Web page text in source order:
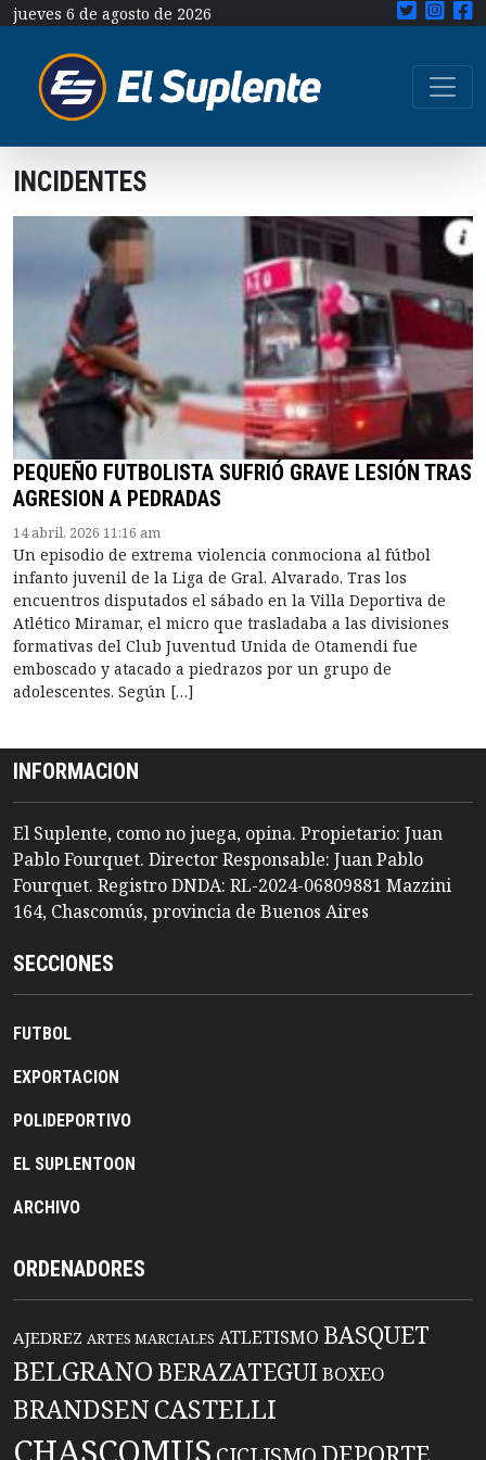
jueves 6 de agosto de 2026
INCIDENTES
PEQUEÑO FUTBOLISTA SUFRIÓ GRAVE LESIÓN TRAS
AGRESION A PEDRADAS
14 abril, 2026 11:16 am
Un episodio de extrema violencia conmociona al fútbol
infanto juvenil de la Liga de Gral. Alvarado. Tras los
encuentros disputados el sábado en la Villa Deportiva de
Atlético Miramar, el micro que trasladaba a las divisiones
formativas del Club Juventud Unida de Otamendi fue
emboscado y atacado a piedrazos por un grupo de
adolescentes. Según […]
INFORMACION
El Suplente, como no juega, opina. Propietario: Juan
Pablo Fourquet. Director Responsable: Juan Pablo
Fourquet. Registro DNDA: RL-2024-06809881 Mazzini
164, Chascomús, provincia de Buenos Aires
SECCIONES
FUTBOL
EXPORTACION
POLIDEPORTIVO
EL SUPLENTOON
ARCHIVO
ORDENADORES
AJEDREZ ARTES MARCIALES ATLETISMO BASQUET
BELGRANO BERAZATEGUIBOXEO
BRANDSENCASTELLI